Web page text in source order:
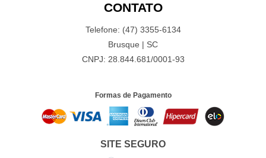
CONTATO
Telefone: (47) 3355-6134
Brusque | SC
CNPJ: 28.844.681/0001-93
Formas de Pagamento
SITE SEGURO